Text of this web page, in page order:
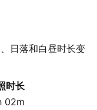
日落和白昼时长变
时长
02m